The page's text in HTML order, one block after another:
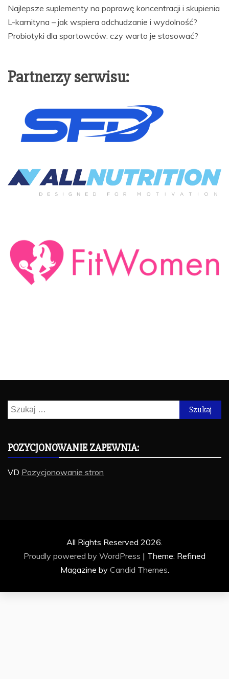
Najlepsze suplementy na poprawę koncentracji i skupienia
L-karnityna – jak wspiera odchudzanie i wydolność?
Probiotyki dla sportowców: czy warto je stosować?
Partnerzy serwisu:
Szukaj:
POZYCJONOWANIE ZAPEWNIA:
VD Pozycjonowanie stron
All Rights Reserved 2026.
Proudly powered by WordPress | Theme: Refined
Magazine by Candid Themes